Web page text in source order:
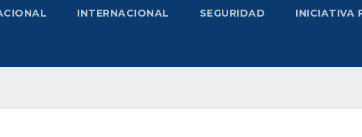
INTERNACIONAL SEGURIDAD INICIATIVA